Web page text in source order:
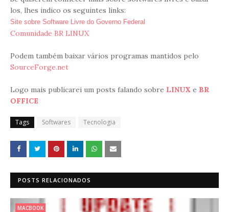
los, lhes indico os seguintes links:
Site sobre Software Livre do Governo Federal
Comunidade BR LINUX
Podem também baixar vários programas mantidos pelo
SourceForge.net
Logo mais publicarei um posts falando sobre LINUX e BR
OFFICE
Tags Softwares Tecnologia
POSTS RELACIONADOS
MACBOOK